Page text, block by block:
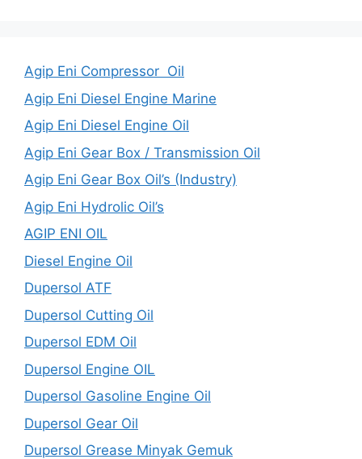
Agip Eni Compressor Oil
Agip Eni Diesel Engine Marine
Agip Eni Diesel Engine Oil
Agip Eni Gear Box / Transmission Oil
Agip Eni Gear Box Oil’s (Industry)
Agip Eni Hydrolic Oil’s
AGIP ENI OIL
Diesel Engine Oil
Dupersol ATF
Dupersol Cutting Oil
Dupersol EDM Oil
Dupersol Engine OIL
Dupersol Gasoline Engine Oil
Dupersol Gear Oil
Dupersol Grease Minyak Gemuk